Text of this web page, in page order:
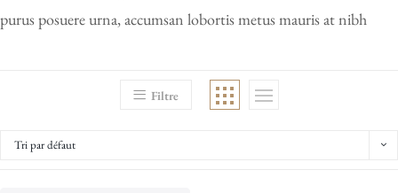
purus posuere urna, accumsan lobortis metus mauris at nibh
Filtre
Tri par défaut